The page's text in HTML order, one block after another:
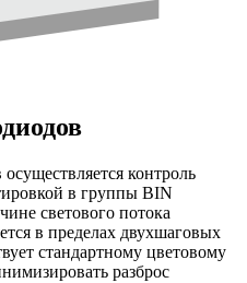
контроль
в группы BIN
светового потока
в пределах двухшаговых
стандартному цветовому
разброс